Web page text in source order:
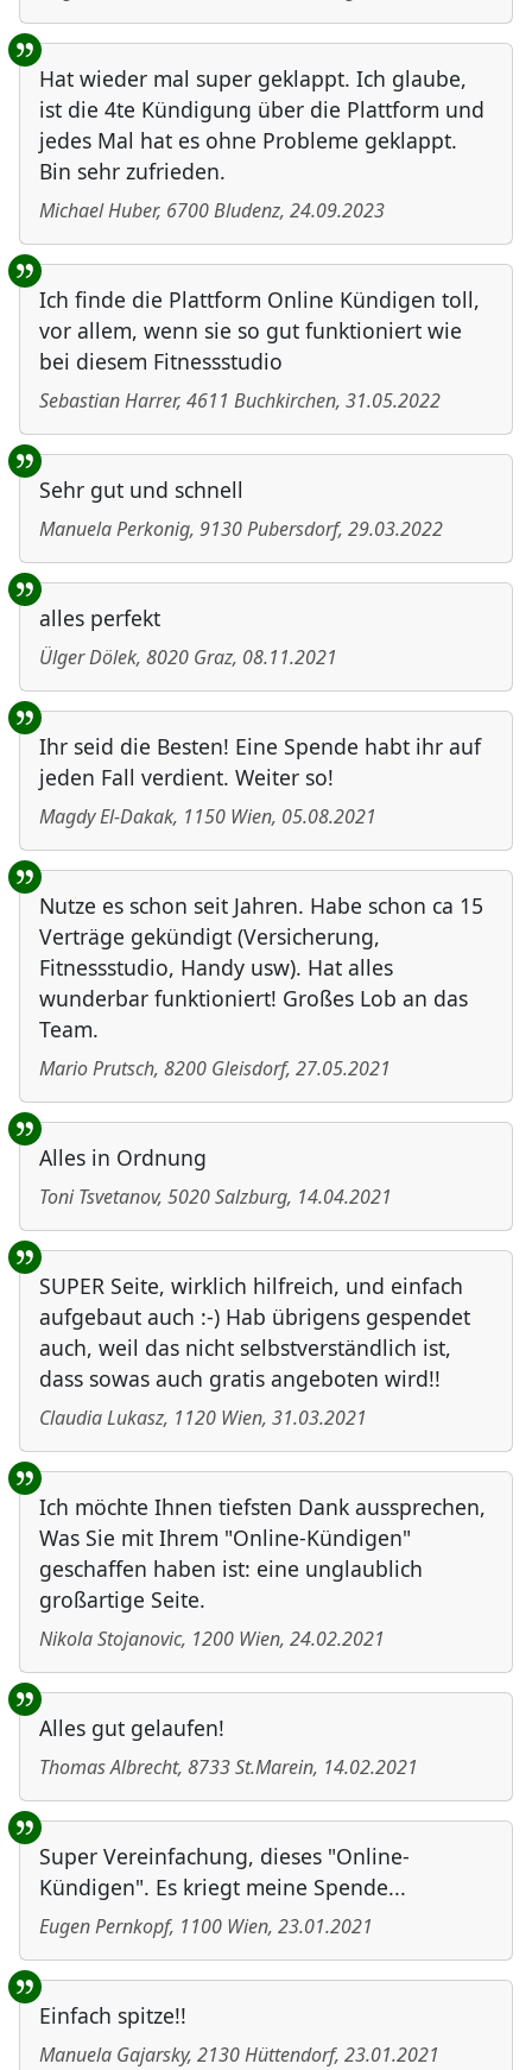
Hat wieder mal super geklappt. Ich glaube,
ist die 4te Kündigung über die Plattform und
jedes Mal hat es ohne Probleme geklappt.
Bin sehr zufrieden.
Michael Huber, 6700Bludenz, 24.09.2023
Ich finde die Plattform Online Kündigen toll,
vor allem, wenn sie so gut funktioniert wie
bei diesem Fitnessstudio
Sebastian Harrer, 4611 Buchkirchen, 31.05.2022
Sehr gut und schnell
Manuela Perkonig, 9130Pubersdorf, 29.03.2022
alles perfekt
Ülger Dölek, 8020 Graz, 08.11.2021
Ihr seid die Besten! Eine Spende habt ihr auf
jeden Fall verdient. Weiter so!
Magdy El-Dakak, 1150 Wien, 05.08.2021
Nutze es schon seit Jahren. Habe schon ca 15
Verträge gekündigt (Versicherung,
Fitnessstudio, Handy usw). Hat alles
wunderbar funktioniert! Großes Lob an das
Team.
Mario Prutsch, 8200 Gleisdorf, 27.05.2021
Alles in Ordnung
Toni Tsvetanov, 5020Salzburg, 14.04.2021
SUPER Seite, wirklich hilfreich, und einfach
aufgebaut auch :-) Hab übrigens gespendet
auch, weil das nicht selbstverständlich ist,
dass sowas auch gratis angeboten wird!!
Claudia Lukasz, 1120 Wien, 31.03.2021
Ich möchte Ihnen tiefsten Dank aussprechen,
Was Sie mit Ihrem "Online-Kündigen"
geschaffen haben ist: eine unglaublich
großartige Seite.
Nikola Stojanovic, 1200 Wien, 24.02.2021
Alles gut gelaufen!
Thomas Albrecht, 8733St.Marein, 14.02.2021
Super Vereinfachung, dieses "Online-
Kündigen". Es kriegt meine Spende...
Eugen Pernkopf, 1100 Wien, 23.01.2021
Einfach spitze!!
Manuela Gajarsky, 2130Hüttendorf, 23.01.2021